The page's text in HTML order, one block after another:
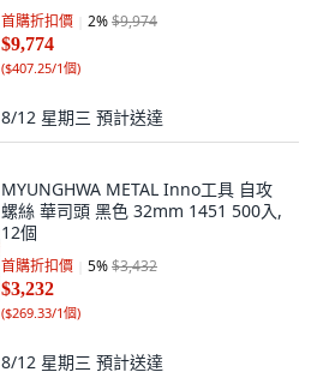
首購折扣價 2%$9,974
$9,774
($407.25/1個)
8/12 星期三 預計送達
MYUNGHWA METAL Inno工具 自攻
螺絲 華司頭 黑色 32mm 1451 500入,
12個
首購折扣價 5%$3,432
$3,232
($269.33/1個)
8/12 星期三 預計送達